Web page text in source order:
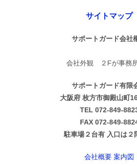
サイトマップ
サポートガード会社
会社外観 ２Fが事務
サポートガード有限
大阪府 枚方市御殿山町
TEL 072-849-
FAX 072-849-
駐車場２台有 入口は２
会社概要 案内図